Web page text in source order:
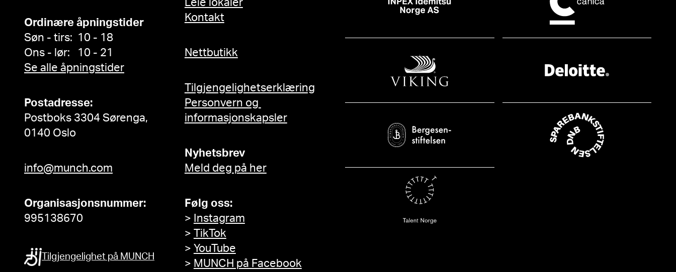
Ordinære åpningstider
Søn - tirs: 10 - 18
Ons - lør: 10 - 21
Se alle åpningstider
Postadresse:
Postboks 3304 Sørenga,
0140 Oslo
info@munch.com
Organisasjonsnummer:
995138670
Tilgjengelighet på MUNCH
Leie lokaler
Kontakt
Nettbutikk
Tilgjengelighetserklæring
Personvern og
informasjonskapsler
Nyhetsbrev
Meld deg på her
Følg oss:
> Instagram
> TikTok
> YouTube
> MUNCH på Facebook